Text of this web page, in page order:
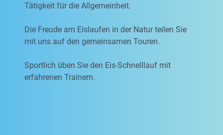
Tätigkeit für die Allgemeinheit.
Die Freude am Eislaufen in der Natur teilen Sie
mit uns auf den gemeinsamen Touren.
Sportlich üben Sie den Eis-Schnelllauf mit
erfahrenen Trainern.